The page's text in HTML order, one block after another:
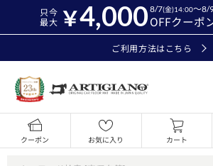
只今
最大
4,000OFFクーポ
8/7(金)14:00～8/
ご利用方法はこちら
クーポン お気に入り カート